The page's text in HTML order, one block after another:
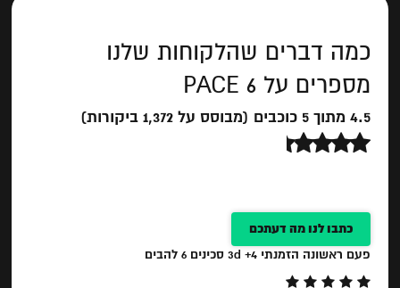
כמה דברים שהלקוחות שלנו
מספרים על PACE 6
4.5 מתוך 5 כוכבים (מבוסס על 1,372 ביקורות)
כתבו לנו מה דעתכם
פעם ראשונה הזמנתי 3d +4 סכינים 6 להבים